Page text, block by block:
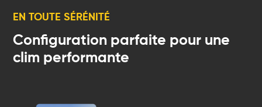
EN TOUTE SÉRÉNITÉ
Configuration parfaite pour une
clim performante